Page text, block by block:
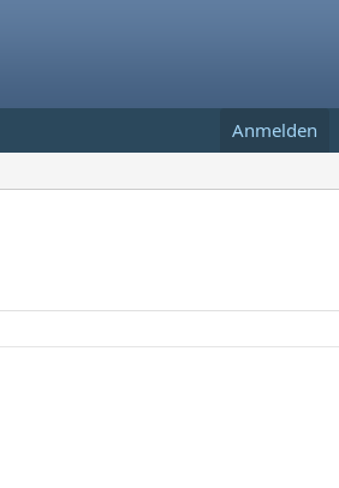
Anmelden